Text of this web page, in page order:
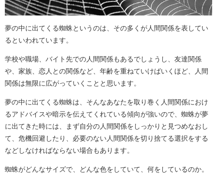
夢の中に出てくる蜘蛛というのは、その多くが人間関係を表してい
るといわれています。
学校や職場、バイト先での人間関係もあるでしょうし、友達関係
や、家族、恋人との関係など、年齢を重ねていけばいくほど、人間
関係は無限に広がっていくことと思います。
夢の中に出てくる蜘蛛は、そんなあなたを取り巻く人間関係におけ
るアドバイスや暗示を伝えてくれている傾向が強いので、蜘蛛が夢
に出てきた時には、まず自分の人間関係をしっかりと見つめなおし
て、危機回避したり、必要のない人間関係を切り捨てる選択をする
などしなければならない場合もあります。
蜘蛛がどんなサイズで、どんな色をしていて、何をしているのか。